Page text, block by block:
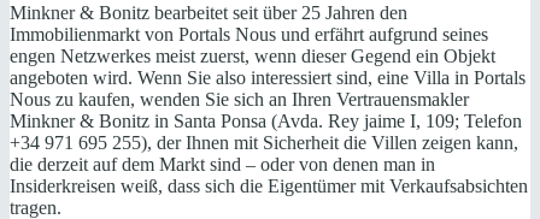
Minkner & Bonitz bearbeitet seit über 25 Jahren den
Immobilienmarkt von Portals Nous und erfährt aufgrund seines
engen Netzwerkes meist zuerst, wenn dieser Gegend ein Objekt
angeboten wird. Wenn Sie also interessiert sind, eine Villa in Portals
Nous zu kaufen, wenden Sie sich an Ihren Vertrauensmakler
Minkner & Bonitz in Santa Ponsa (Avda. Rey jaime I, 109; Telefon
+34 971 695 255), der Ihnen mit Sicherheit die Villen zeigen kann,
die derzeit auf dem Markt sind – oder von denen man in
Insiderkreisen weiß, dass sich die Eigentümer mit Verkaufsabsichten
tragen.